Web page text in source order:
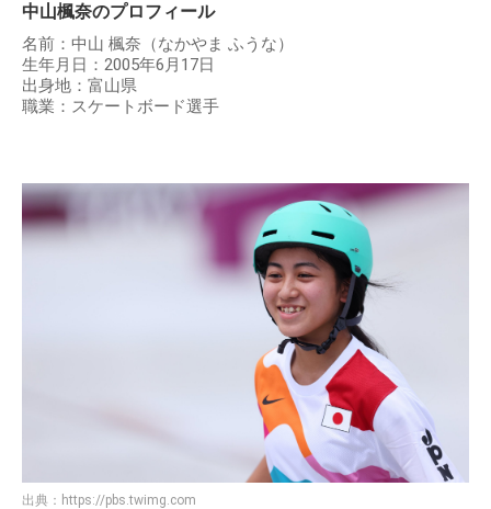
中山楓奈のプロフィール
名前：中山 楓奈（なかやま ふうな）
生年月日：2005年6月17日
出身地：富山県
職業：スケートボード選手
出典： https://pbs.twimg.com